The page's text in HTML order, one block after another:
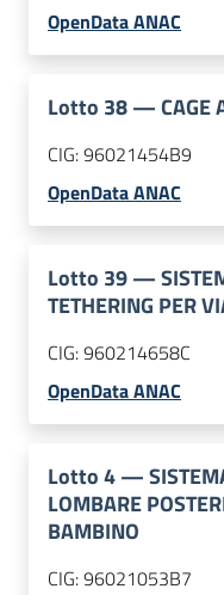
OpenData ANAC
Lotto 38—CAGE
CIG:96021454B9
OpenData ANAC
Lotto 39—
TETHERING PER
CIG:960214658C
OpenData ANAC
Lotto4—
LOMBARE
BAMBINO
CIG:96021053B7